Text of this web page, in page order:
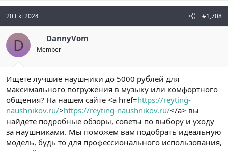
20 Eki 2024 #1,708
D DannyVom
Member
Ищете лучшие наушники до 5000 рублей для
максимального погружения в музыку или комфортного
общения? На нашем сайте <a href=https://reyting-
naushnikov.ru/>https://reyting-naushnikov.ru/</a> вы
найдёте подробные обзоры, советы по выбору и уходу
за наушниками. Мы поможем вам подобрать идеальную
модель, будь то для профессионального использования,